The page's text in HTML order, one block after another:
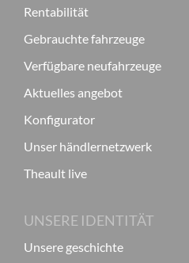
rentabilität
gebrauchte fahrzeuge
verfügbare neufahrzeuge
aktuelles angebot
konfigurator
unser händlernetzwerk
theault live
UNSERE IDENTITÄT
unsere geschichte